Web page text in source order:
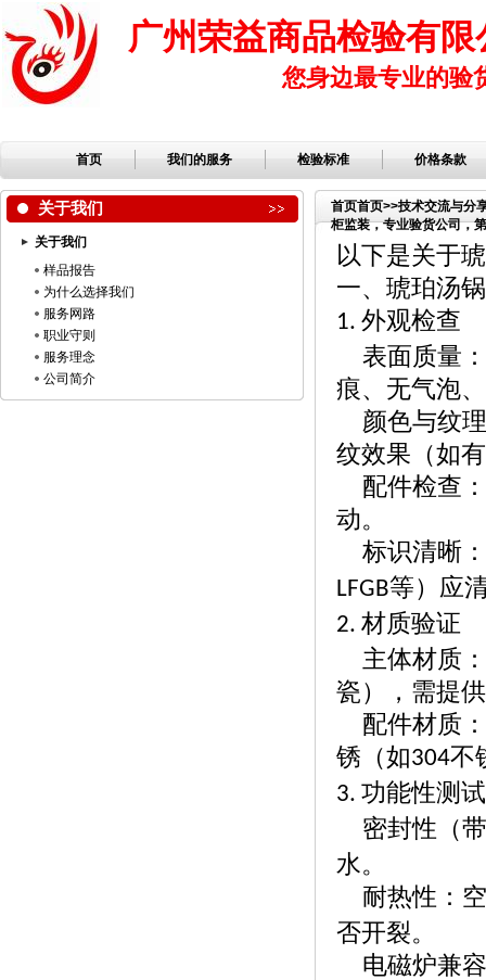
广州荣益商品检验有限
您身边最专业的验
首页 我们的服务 检验标准 价格条款
关于我们
关于我们
样品报告
为什么选择我们
服务网路
职业守则
服务理念
公司简介
首页首页>>技术交流与分
柜监装，专业验货公司，
品公司，服装检品，鞋子
以下是关于
一、琥珀汤
1. 外观检查
表面质量
痕、无气泡
颜色与纹
纹效果（如
配件检查
动。
标识清晰
LFGB等）应
2. 材质验证
主体材质
瓷），需提
配件材质
锈（如304不
3. 功能性测
密封性（
水。
耐热性：
否开裂。
电磁炉兼